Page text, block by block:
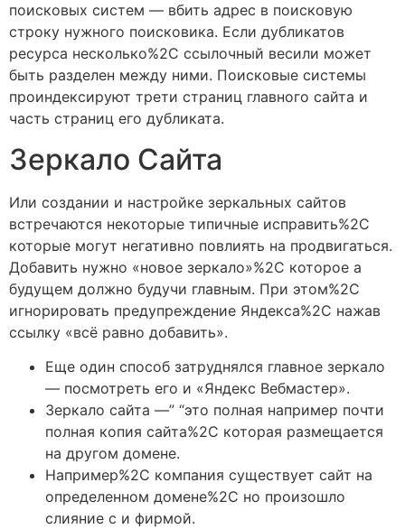
поисковых систем — вбить адрес в поисковую
строку нужного поисковика. Если дубликатов
ресурса несколько%2C ссылочный весили может
быть разделен между ними. Поисковые системы
проиндексируют трети страниц главного сайта и
часть страниц его дубликата.
Зеркало Сайта
Или создании и настройке зеркальных сайтов
встречаются некоторые типичные исправить%2C
которые могут негативно повлиять на продвигаться.
Добавить нужно «новое зеркало»%2C которое а
будущем должно будучи главным. При этом%2C
игнорировать предупреждение Яндекса%2C нажав
ссылку «всё равно добавить».
Еще один способ затруднялся главное зеркало
— посмотреть его и «Яндекс Вебмастер».
Зеркало сайта —” “это полная например почти
полная копия сайта%2C которая размещается
на другом домене.
Например%2C компания существует сайт на
определенном домене%2C но произошло
слияние с и фирмой.